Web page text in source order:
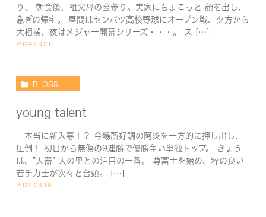
り、 朝食後、祖父母の墓参り。実家にちょこっと 顔を出し、
急ぎの帰宅。 昼間はセンバツ高校野球にオープン戦、夕方から
大相撲、夜はメジャー開幕シリーズ・・・。 ス […]
2024.03.21
BLOGS
young talent
本当に新入幕！？ 今場所好調の阿炎を一方的に押し出し、
圧倒！ 初日から無傷の9連勝で優勝争い単独トップ。 きょう
は、”大器” 大の里との注目の一番。 尊富士を始め、粋の良い
若手力士が次々と台頭。 […]
2024.03.19